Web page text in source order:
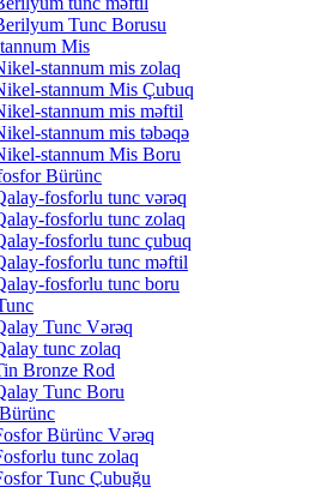
Tunc Borusu
Mis
stannum mis zolaq
stannum Mis Çubuq
stannum mis məftil
stannum mis təbəqə
stannum Mis Boru
Bürünc
fosforlu tunc vərəq
fosforlu tunc zolaq
fosforlu tunc çubuq
fosforlu tunc məftil
fosforlu tunc boru
Tunc Vərəq
tunc zolaq
Bronze Rod
Tunc Boru
Bürünc Vərəq
tunc zolaq
Tunc Çubuğu